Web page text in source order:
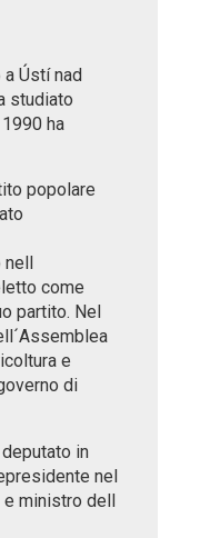
Ústí nad
studiato
ha
popolare
come
partito. Nel
e
di
in
nel
ministro dell